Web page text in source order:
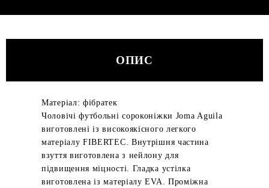
ОПИС
Матеріал: фібратек
Чоловічі футбольні сороконіжки Joma Aguila
виготовлені із високоякісного легкого
матеріалу FIBERTEC. Внутрішня частина
взуття виготовлена з нейлону для
підвищення міцності. Гладка устілка
виготовлена із матеріалу EVA. Проміжна